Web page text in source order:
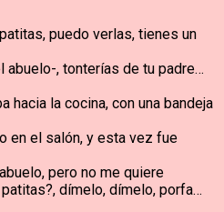
puedo verlas, tienes un
abuelo-, tonterías de tu padre…
hacia la cocina, con una bandeja
en el salón, y esta vez fue
pero no me quiere
dímelo, dímelo, porfa…